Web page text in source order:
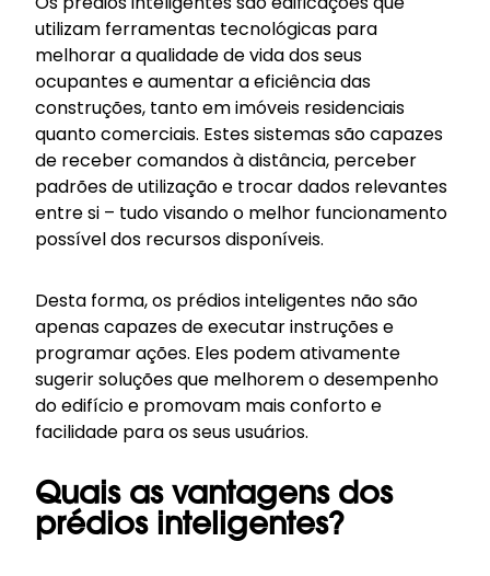
utilizam ferramentas tecnológicas para
melhorar a qualidade de vida dos seus
ocupantes e aumentar a eficiência das
construções, tanto em imóveis residenciais
quanto comerciais. Estes sistemas são capazes
de receber comandos à distância, perceber
padrões de utilização e trocar dados relevantes
entre si – tudo visando o melhor funcionamento
possível dos recursos disponíveis.
Desta forma, os prédios inteligentes não são
apenas capazes de executar instruções e
programar ações. Eles podem ativamente
sugerir soluções que melhorem o desempenho
do edifício e promovam mais conforto e
facilidade para os seus usuários.
Quais as vantagens dos
prédios inteligentes?